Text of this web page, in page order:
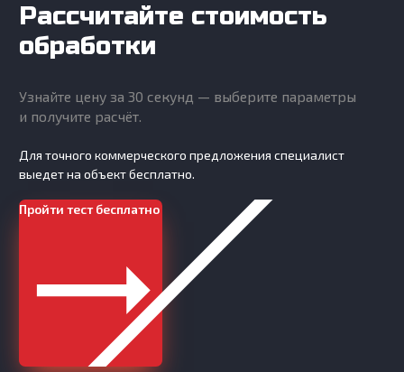
Рассчитайте стоимость
обработки
Узнайте цену за 30 секунд — выберите параметры
и получите расчёт.
Для точного коммерческого предложения специалист
выедет на объект бесплатно.
Пройти тест бесплатно